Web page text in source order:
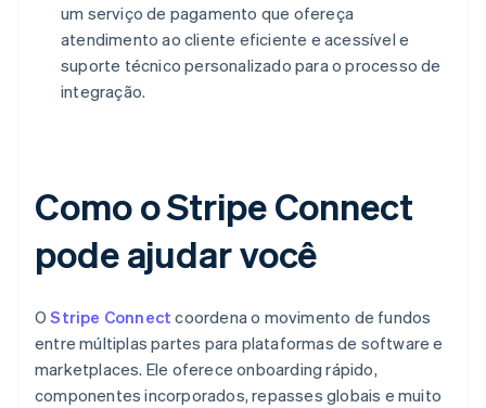
um serviço de pagamento que ofereça
atendimento ao cliente eficiente e acessível e
suporte técnico personalizado para o processo de
integração.
Como o Stripe Connect
pode ajudar você
OStripe Connect coordena o movimento de fundos
entre múltiplas partes para plataformas de software e
marketplaces. Ele oferece onboarding rápido,
componentes incorporados, repasses globais e muito